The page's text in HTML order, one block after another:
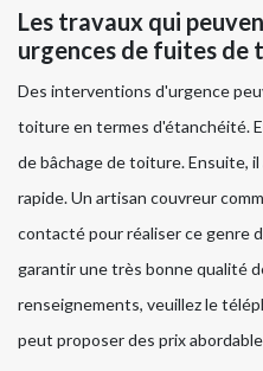
Les travaux qui
urgences de fuites de
Des interventions d'urgence
toiture en termes d'étanchéité.
de bâchage de toiture. Ensuite, il
rapide. Un artisan couvreur
contacté pour réaliser ce genre
garantir une très bonne qualité
renseignements, veuillez le
peut proposer des prix